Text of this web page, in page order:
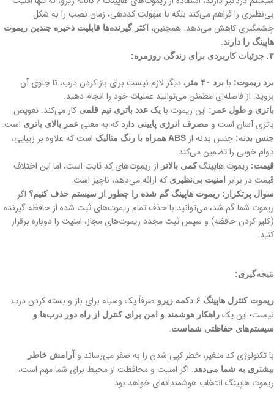
بی‌نظیری را فراهم می‌کند بلکه با سهولت کددهی، زمان نصب را به شکل
چشمگیری کاهش می‌دهد. همچنین، اکثر گیرنده‌ها قابلیت ذخیره چندین ریموت
هاپینگ را دارند.
۳. جزئیات کاربردی برای زندگی روزمره:
برد ریموت: با برد ۴۰ متر
، دیگر لازم نیست برای باز کردن درب، تا جلوی آن
بروید. از فاصله‌ای مطمئن می‌توانید عملیات خود را انجام دهید.
باتری و طول عمر: این ریموت با یک عدد باتری نیم قلمی کار می‌کند. تعویض
باتری آسان است و مصرف انرژی پایینی دارد که به معنی عمر بالای باتری است.
جنس بدنه: جنس بدنه از ABS همراه با رنگ متالیک
است که علاوه بر زیبایی،
دوام خوبی را تضمین می‌کند.
قیمت: ریموت هاپینگکمی بالاتر از ریموت‌های کد ثابت است، اما این اختلاف
قیمت در برابر
امنیت بی‌نظیری که ارائه می‌دهد، ناچیز است.
سوال پرتکرار: ریموت هاپینگ گم شده را چطور از سیستم حذف کنیم؟ اگر
ریموت شما گم شد، می‌توانید با حذف تمام ریموت‌های ثبت شده از حافظه گیرنده
(کلیر کردن حافظه) و سپس ثبت مجدد ریموت‌های مجاز، امنیت را دوباره برقرار
کنید.
نتیجه‌گیری:
ریموت کنترل هاپینگ ۶ دکمه زیرو
صرفاً یک وسیله برای باز و بسته کردن درب
نیست؛ این یک راهکار هوشمند و امن برای کنترل از راه دور درب‌ها و
سیستم‌های حفاظتی شماست.
با تکنولوژی کد متغیر، خطر کپی شدن را به صفر می‌رساند و آرامش خاطر
بیشتری به شما می‌دهد. اگر امنیت و محافظت از محیط برای شما مهم است،
ریموت هاپینگ انتخاب هوشمندانه‌ای خواهد بود.